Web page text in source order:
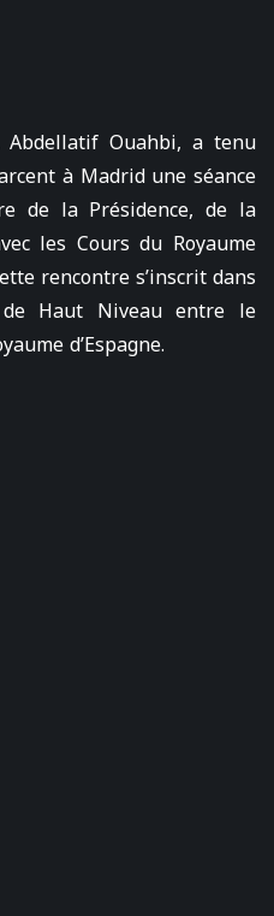
Ouahbi, a tenu
à Madrid une séance
de la Présidence, de la
les Cours du Royaume
rencontre s’inscrit dans
Haut Niveau entre le
d’Espagne.